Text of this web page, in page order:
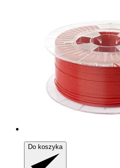
Do koszyka